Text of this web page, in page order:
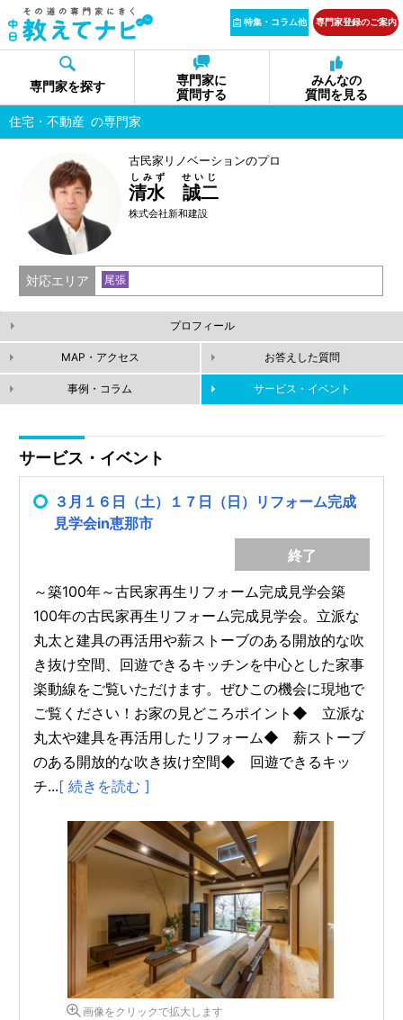
特集・コラム他 専門家登録のご案内
専門家を探す
専門家に
質問する
みんなの
質問を見る
住宅・不動産 の専門家
古民家リノベーションのプロ
清水 誠二
しみず せいじ
株式会社新和建設
対応エリア 尾張
プロフィール
MAP・アクセス お答えした質問
事例・コラム サービス・イベント
サービス・イベント
３月１６日（土）１７日（日）リフォーム完成
見学会in恵那市
終了
～築100年～古民家再生リフォーム完成見学会築
100年の古民家再生リフォーム完成見学会。立派な
丸太と建具の再活用や薪ストーブのある開放的な吹
き抜け空間、回遊できるキッチンを中心とした家事
楽動線をご覧いただけます。ぜひこの機会に現地で
ご覧ください！お家の見どころポイント◆ 立派な
丸太や建具を再活用したリフォーム◆ 薪ストーブ
のある開放的な吹き抜け空間◆ 回遊できるキッ
チ...[ 続きを読む ]
画像をクリックで拡大します